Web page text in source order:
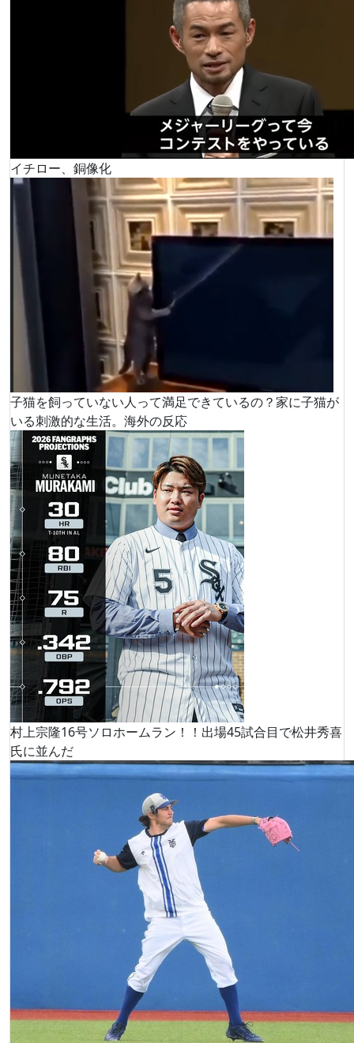
イチロー、銅像化
子猫を飼っていない人って満足できているの？家に子猫が
いる刺激的な生活。海外の反応
村上宗隆16号ソロホームラン！！出場45試合目で松井秀喜
氏に並んだ